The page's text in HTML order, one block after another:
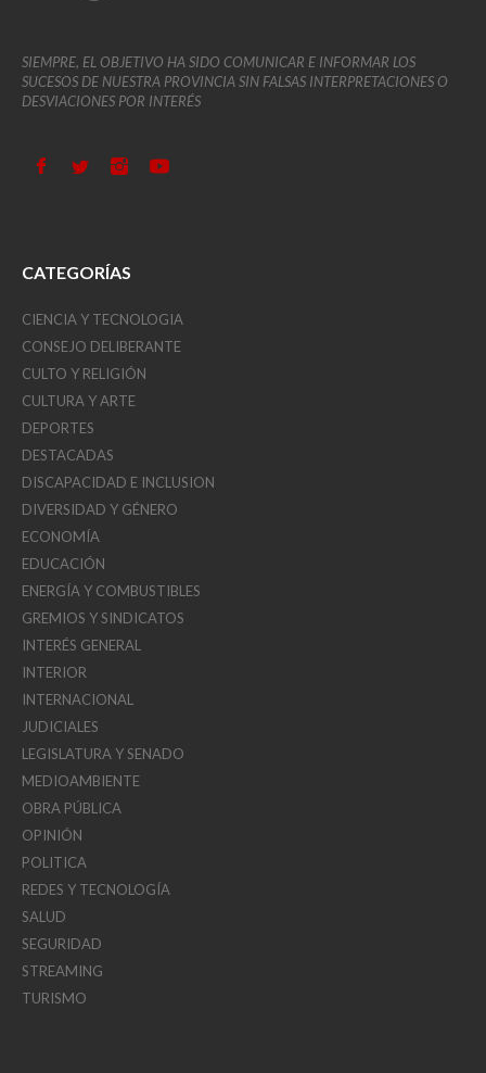
SIEMPRE, EL OBJETIVO HA SIDO COMUNICAR E INFORMAR LOS
SUCESOS DE NUESTRA PROVINCIA SIN FALSAS INTERPRETACIONES O
DESVIACIONES POR INTERÉS
CATEGORÍAS
CIENCIA Y TECNOLOGIA
CONSEJO DELIBERANTE
CULTO Y RELIGIÓN
CULTURA Y ARTE
DEPORTES
DESTACADAS
DISCAPACIDAD E INCLUSION
DIVERSIDAD Y GÉNERO
ECONOMÍA
EDUCACIÓN
ENERGÍA Y COMBUSTIBLES
GREMIOS Y SINDICATOS
INTERÉS GENERAL
INTERIOR
INTERNACIONAL
JUDICIALES
LEGISLATURA Y SENADO
MEDIOAMBIENTE
OBRA PÚBLICA
OPINIÓN
POLITICA
REDES Y TECNOLOGÍA
SALUD
SEGURIDAD
STREAMING
TURISMO